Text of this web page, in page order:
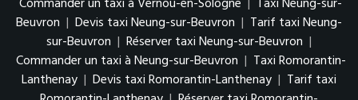
Commander un taxi à Vernou-en-Sologne | Taxi Neung-sur-
Beuvron | Devis taxi Neung-sur-Beuvron | Tarif taxi Neung-
sur-Beuvron | Réserver taxi Neung-sur-Beuvron |
Commander un taxi à Neung-sur-Beuvron | Taxi Romorantin-
Lanthenay | Devis taxi Romorantin-Lanthenay | Tarif taxi